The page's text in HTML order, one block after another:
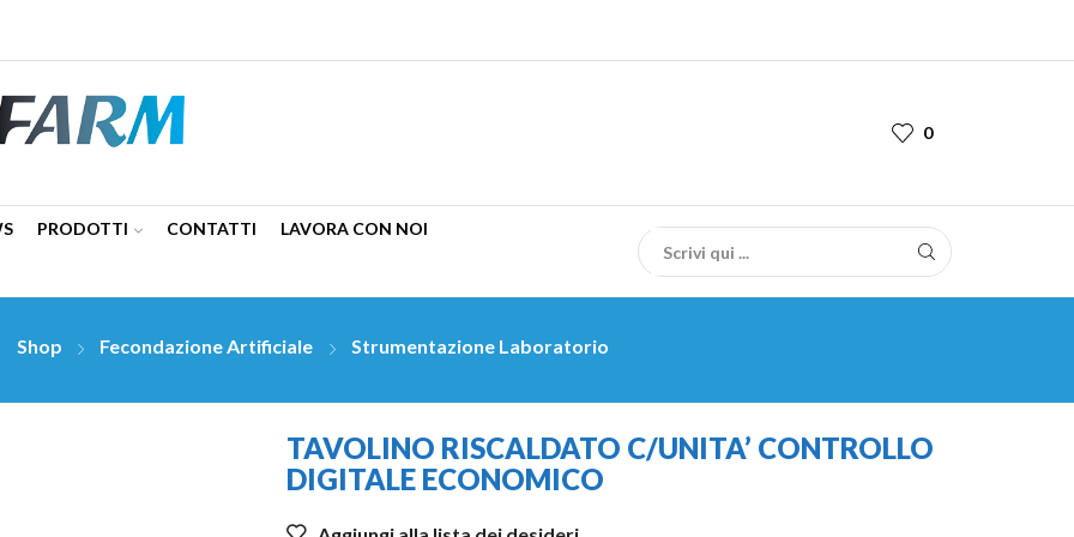
0
PRODOTTI CONTATTI LAVORA CON NOI
Shop Fecondazione Artificiale Strumentazione Laboratorio
TAVOLINO RISCALDATO C/UNITA’ CONTROLLO
DIGITALE ECONOMICO